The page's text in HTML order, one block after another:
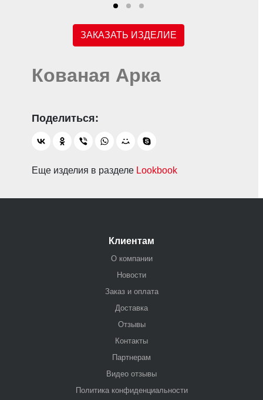
ЗАКАЗАТЬ ИЗДЕЛИЕ
Кованая Арка
Еще изделия в разделе Lookbook
Клиентам
О компании
Новости
Заказ и оплата
Доставка
Отзывы
Контакты
Партнерам
Видео отзывы
Политика конфиденциальности